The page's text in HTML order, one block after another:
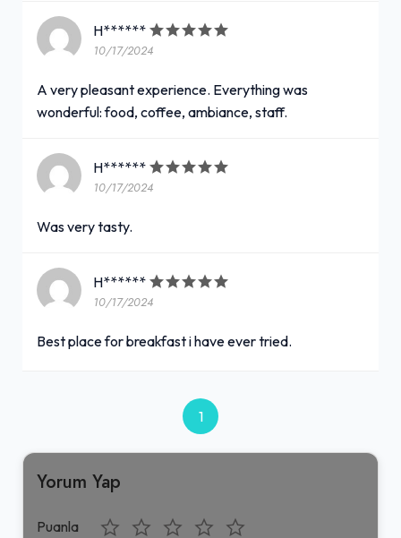
H******
10/17/2024
A very pleasant experience. Everything was
wonderful: food, coffee, ambiance, staff.
H******
10/17/2024
Was very tasty.
H******
10/17/2024
Best place for breakfast i have ever tried.
1
Yorum Yap
Puanla